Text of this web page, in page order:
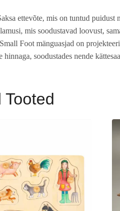
ettevõte, mis on tuntud puidust
mis soodustavad loovust,
Foot mänguasjad on
hinnaga, soodustades nende
Tooted